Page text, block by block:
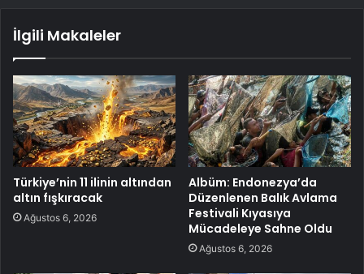
İlgili Makaleler
Türkiye’nin 11 ilinin altından
altın fışkıracak
Ağustos 6, 2026
Albüm: Endonezya’da
Düzenlenen Balık Avlama
Festivali Kıyasıya
Mücadeleye Sahne Oldu
Ağustos 6, 2026